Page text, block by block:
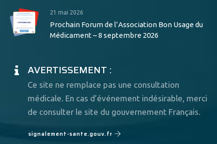
21 mai 2026
Prochain Forum de l’Association Bon Usage du
Médicament – 8 septembre 2026
AVERTISSEMENT :
Ce site ne remplace pas une consultation
médicale. En cas d’événement indésirable, merci
de consulter le site du gouvernement Français.
signalement-sante.gouv.fr